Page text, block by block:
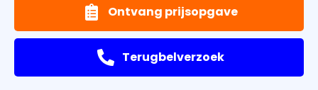
Ontvang prijsopgave
Terugbelverzoek